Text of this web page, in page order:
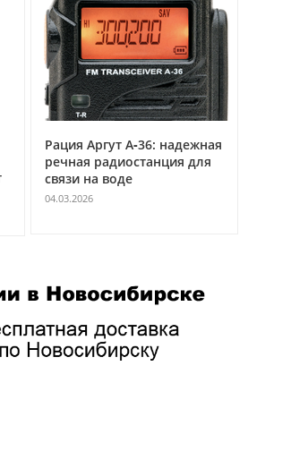
Рация Аргут А‑36: надежная
речная радиостанция для
связи на воде
04.03.2026